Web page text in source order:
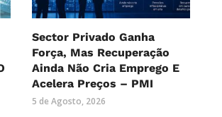
Sector Privado Ganha
Força, Mas Recuperação
Ainda Não Cria Emprego E
Acelera Preços – PMI
5 de Agosto, 2026